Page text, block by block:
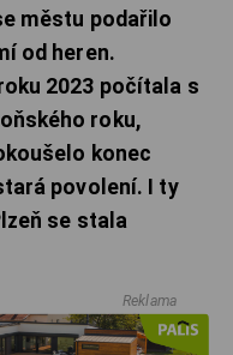
městu podařilo
od heren.
2023 počítala s
roku,
konec
povolení. I ty
se stala
Reklama